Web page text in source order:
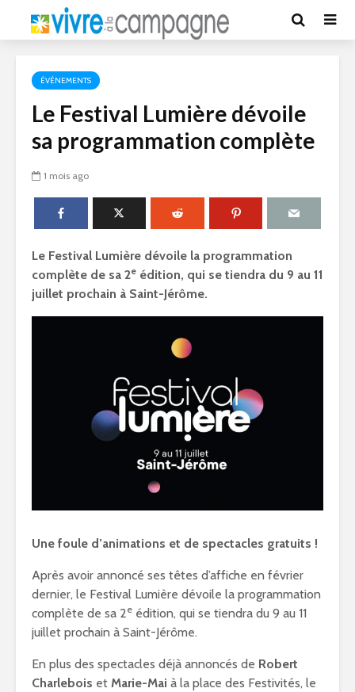
ÉVÉNEMENTS
Le Festival Lumière dévoile
sa programmation complète
1 mois ago
Le Festival Lumière dévoile la programmation
complète de sa 2e édition, qui se tiendra du 9 au 11
juillet prochain à Saint-Jérôme.
Une foule d’animations et de spectacles gratuits !
Après avoir annoncé ses têtes d’affiche en février
dernier, le Festival Lumière dévoile la programmation
complète de sa 2e édition, qui se tiendra du 9 au 11
juillet prochain à Saint-Jérôme.
En plus des spectacles déjà annoncés de Robert
Charlebois et Marie-Mai à la place des Festivités, le